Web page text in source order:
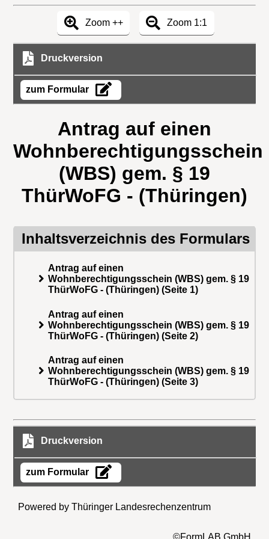
Zoom ++ Zoom 1:1
Druckversion
zum Formular
Antrag auf einen
Wohnberechtigungsschein
(WBS) gem. § 19
ThürWoFG - (Thüringen)
Inhaltsverzeichnis des Formulars
Antrag auf einen
Wohnberechtigungsschein (WBS) gem. § 19
ThürWoFG - (Thüringen) (Seite 1)
Antrag auf einen
Wohnberechtigungsschein (WBS) gem. § 19
ThürWoFG - (Thüringen) (Seite 2)
Antrag auf einen
Wohnberechtigungsschein (WBS) gem. § 19
ThürWoFG - (Thüringen) (Seite 3)
Druckversion
zum Formular
Powered by Thüringer Landesrechenzentrum